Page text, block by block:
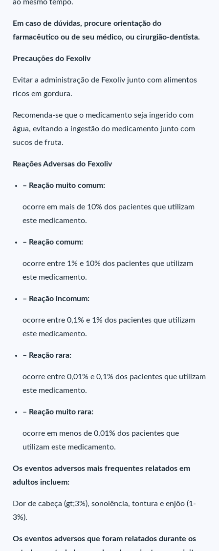
ao mesmo tempo.
Em caso de dúvidas, procure orientação do
farmacêutico ou de seu médico, ou cirurgião-dentista.
Precauções do Fexoliv
Evitar a administração de Fexoliv junto com alimentos
ricos em gordura.
Recomenda-se que o medicamento seja ingerido com
água, evitando a ingestão do medicamento junto com
sucos de fruta.
Reações Adversas do Fexoliv
– Reação muito comum:
ocorre em mais de 10% dos pacientes que utilizam
este medicamento.
– Reação comum:
ocorre entre 1% e 10% dos pacientes que utilizam
este medicamento.
– Reação incomum:
ocorre entre 0,1% e 1% dos pacientes que utilizam
este medicamento.
– Reação rara:
ocorre entre 0,01% e 0,1% dos pacientes que utilizam
este medicamento.
– Reação muito rara:
ocorre em menos de 0,01% dos pacientes que
utilizam este medicamento.
Os eventos adversos mais frequentes relatados em
adultos incluem:
Dor de cabeça (gt;3%), sonolência, tontura e enjôo (1-
3%).
Os eventos adversos que foram relatados durante os